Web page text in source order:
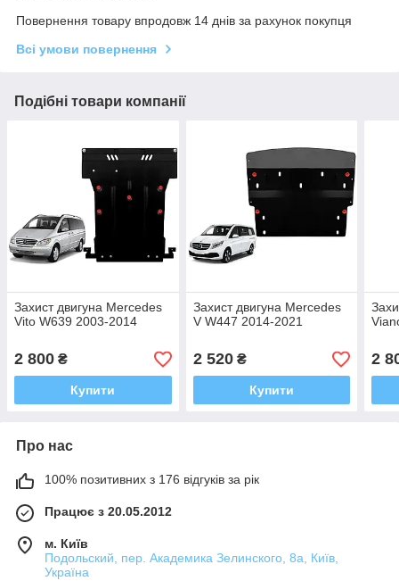
Повернення товару впродовж 14 днів за рахунок покупця
Всі умови повернення
Подібні товари компанії
Захист двигуна Mercedes
Vito W639 2003-2014
2 800 ₴
Купити
Захист двигуна Mercedes
V W447 2014-2021
2 520₴
Купити
2
Про нас
100% позитивних з 176 відгуків за рік
Працює з 20.05.2012
м. Київ
Подольский, пер. Академика Зелинского, 8а, Київ,
Україна